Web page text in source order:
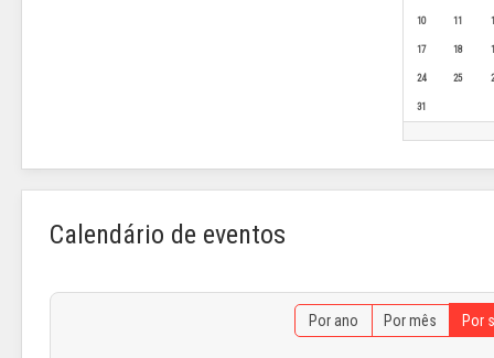
10 11
17 18
24 25
31
Calendário de eventos
Por ano Por mês Por